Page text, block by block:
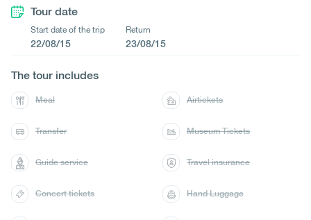
Tour date
Start date of the trip
22/08/15
Return
23/08/15
The tour includes
Meal Airtickets
Transfer Museum Tickets
Guide service Travel insurance
Concert tickets Hand Luggage